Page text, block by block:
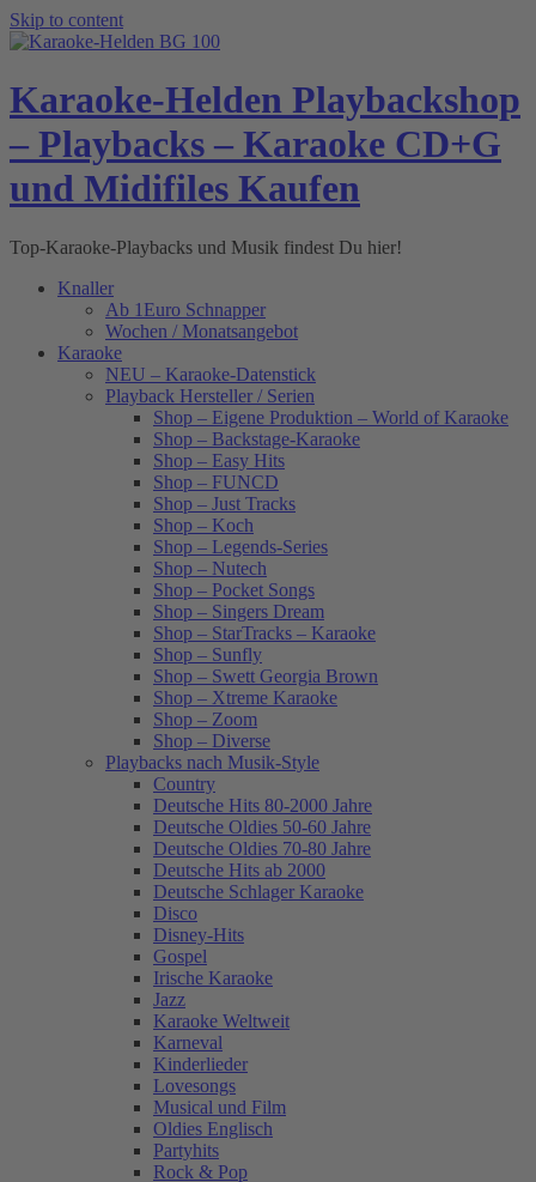
Skip to content
Karaoke-Helden Playbackshop
– Playbacks – Karaoke CD+G
und Midifiles Kaufen
Top-Karaoke-Playbacks und Musik findest Du hier!
Knaller
Ab 1Euro Schnapper
Wochen / Monatsangebot
Karaoke
NEU – Karaoke-Datenstick
Playback Hersteller / Serien
Shop – Eigene Produktion – World of Karaoke
Shop – Backstage-Karaoke
Shop – Easy Hits
Shop – FUNCD
Shop – Just Tracks
Shop – Koch
Shop – Legends-Series
Shop – Nutech
Shop – Pocket Songs
Shop – Singers Dream
Shop – StarTracks – Karaoke
Shop – Sunfly
Shop – Swett Georgia Brown
Shop – Xtreme Karaoke
Shop – Zoom
Shop – Diverse
Playbacks nach Musik-Style
Country
Deutsche Hits 80-2000 Jahre
Deutsche Oldies 50-60 Jahre
Deutsche Oldies 70-80 Jahre
Deutsche Hits ab 2000
Deutsche Schlager Karaoke
Disco
Disney-Hits
Gospel
Irische Karaoke
Jazz
Karaoke Weltweit
Karneval
Kinderlieder
Lovesongs
Musical und Film
Oldies Englisch
Partyhits
Rock & Pop